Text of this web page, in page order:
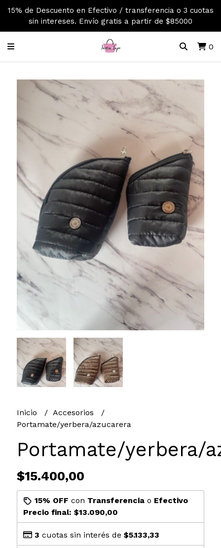
15% de Descuento en Efectivo / transferencia o 3 cuotas
sin intereses. Envío gratis a partir de $85000
0
Inicio
Accesorios
Portamate/yerbera/azucarera
Portamate/yerbera/
$15.400,00
15% OFF con Transferenciao Efectivo
Precio final: $13.090,00
3 cuotas sin interés de $5.133,33